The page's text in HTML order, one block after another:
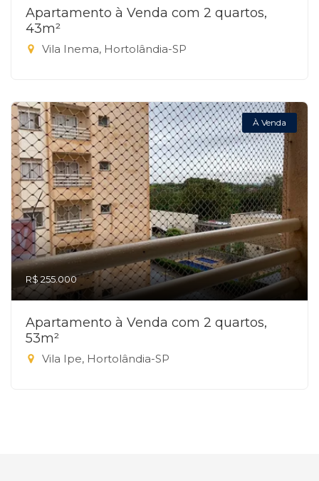
Apartamento à Venda com 2 quartos,
43m²
Vila Inema, Hortolândia-SP
À Venda
R$ 255.000
Apartamento à Venda com 2 quartos,
53m²
Vila Ipe, Hortolândia-SP